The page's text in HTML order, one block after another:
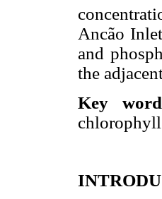
Ancão
and
the
Key
chlorophyll